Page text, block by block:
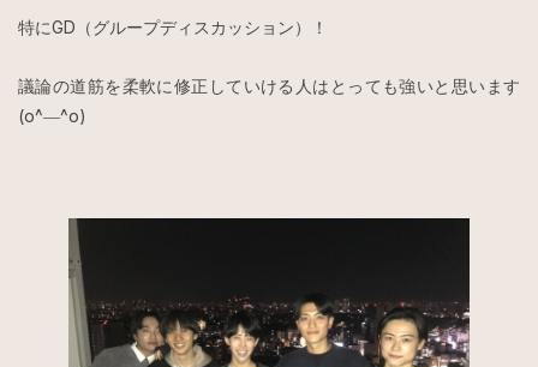
特にGD（グループディスカッション）！
議論の道筋を柔軟に修正していける人はとっても強いと思います
(o^―^o)